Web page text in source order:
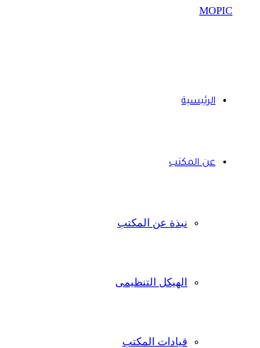
الرئيسية
عن المكتب
نبذة عن المكتب
الهيكل التنظيمى
قيادات المكتب